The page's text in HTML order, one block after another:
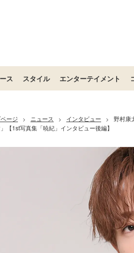
ス スタイル エンターテイメント
ージ > ニュース > インタビュー >
野村康
【1st写真集「暁紀」インタビュー後編】